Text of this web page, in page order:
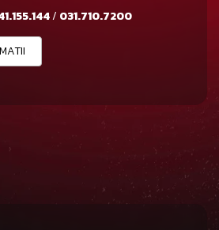
/ 031.710.7200